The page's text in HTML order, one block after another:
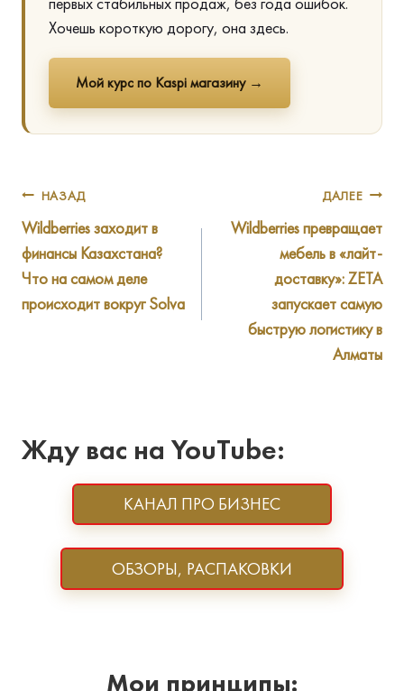
Хочешь короткую дорогу, она здесь.
Мой курс по Kaspi магазину →
Навигация
по
записям
НАЗАД
Wildberries заходит в
финансы Казахстана?
Что на самом деле
происходит вокруг Solva
ДАЛЕЕ
Wildberries превращает
мебель в «лайт-
доставку»: ZETA
запускает самую
быструю логистику в
Алматы
Жду вас на YouTube:
КАНАЛ ПРО БИЗНЕС
ОБЗОРЫ, РАСПАКОВКИ
Мои принципы: